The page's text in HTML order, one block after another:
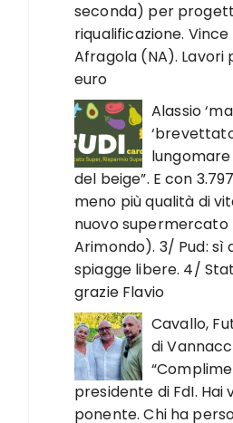
seconda) per
riqualificazione.
Afragola (NA). Lavori
euro
Alassio
del beige”. E con
meno più qualità di
nuovo
Arimondo). 3/ Pud: sì
spiagge libere. 4/
grazie Flavio
Cavallo,
di
presidente di FdI. Hai
ponente. Chi ha